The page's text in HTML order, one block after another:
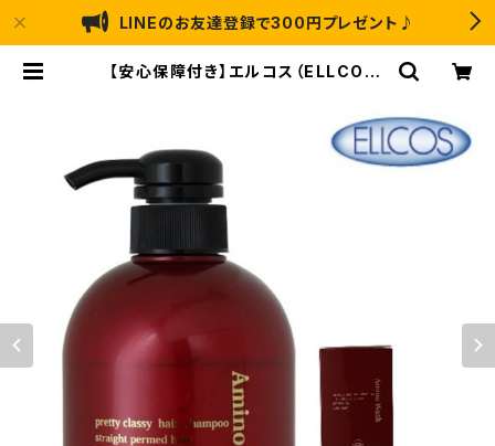
LINEのお友達登録で300円プレゼント♪
【安心保障付き】エルコス（ELLCOS）
アケア トリートメント カラーバター
セラップ 美容院 サロン 専売品 正規
品 正規代理店 | なかのふぁくとりーL
ABO ｜ アートのり・猫 恐竜 のお菓
子の通販